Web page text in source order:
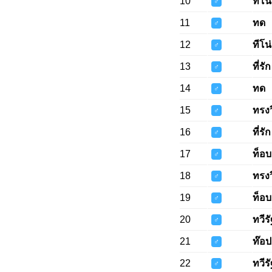
11 ♂ ทด
12 ♂ ทีโน่
13 ♂ ที่รัก
14 ♂ ทด
15 ♂ ทรง
16 ♂ ที่รัก
17 ♂ ท็อบ
18 ♂ ทรง
19 ♂ ท็อบ
20 ♂ ทวีรั
21 ♂ ท๊อป
22 ♂ ทวีรั